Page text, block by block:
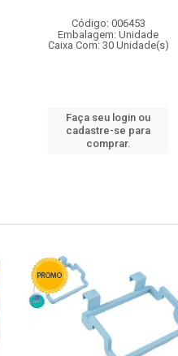
Código: 006453
Embalagem: Unidade
Caixa Com: 30 Unidade(s)
Faça seu login ou
cadastre-se para
comprar.